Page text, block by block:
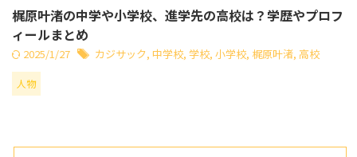
梶原叶渚の中学や小学校、進学先の高校は？学歴やプロフ
ィールまとめ
2025/1/27 カジサック, 中学校, 学校, 小学校, 梶原叶渚, 高校
人物